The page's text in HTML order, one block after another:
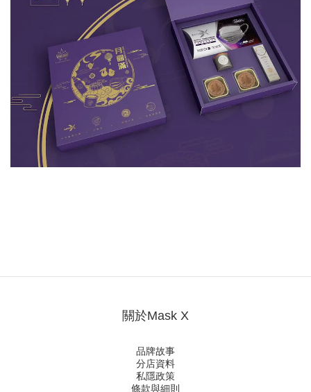
關於Mask X
品牌故事
分店資料
私隱政策
條款與細則